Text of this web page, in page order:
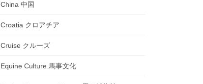
China 中国
Croatia クロアチア
Cruise クルーズ
Equine Culture 馬事文化